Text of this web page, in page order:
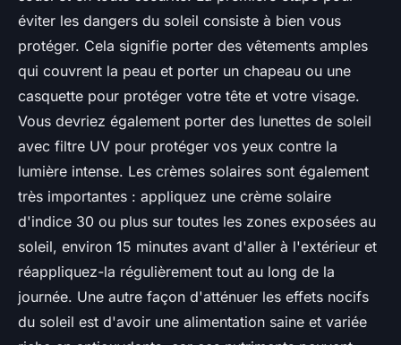
éviter les dangers du soleil consiste à bien vous
protéger. Cela signifie porter des vêtements amples
qui couvrent la peau et porter un chapeau ou une
casquette pour protéger votre tête et votre visage.
Vous devriez également porter des lunettes de soleil
avec filtre UV pour protéger vos yeux contre la
lumière intense. Les crèmes solaires sont également
très importantes : appliquez une crème solaire
d'indice 30 ou plus sur toutes les zones exposées au
soleil, environ 15 minutes avant d'aller à l'extérieur et
réappliquez-la régulièrement tout au long de la
journée. Une autre façon d'atténuer les effets nocifs
du soleil est d'avoir une alimentation saine et variée